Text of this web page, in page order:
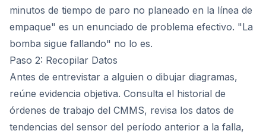
minutos de tiempo de paro no planeado en la línea de
empaque" es un enunciado de problema efectivo. "La
bomba sigue fallando" no lo es.
Paso 2: Recopilar Datos
Antes de entrevistar a alguien o dibujar diagramas,
reúne evidencia objetiva. Consulta el historial de
órdenes de trabajo del CMMS, revisa los datos de
tendencias del sensor del período anterior a la falla,